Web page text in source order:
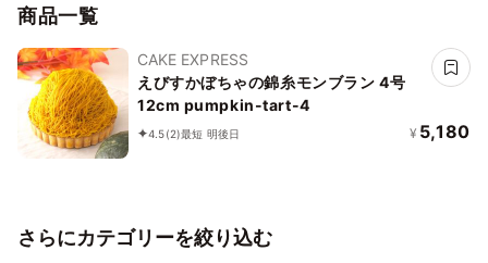
商品一覧
CAKE EXPRESS
えびすかぼちゃの錦糸モンブラン 4号
12cm pumpkin-tart-4
4.5(2)最短 明後日 ¥ 5,180
さらにカテゴリーを絞り込む